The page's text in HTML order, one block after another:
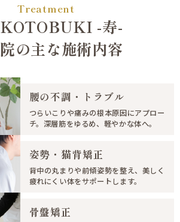
Treatment
-寿-
の主な施術内容
腰の不調・トラブル
つらいこりや痛みの根本原因にアプロー
チ。深層筋をゆるめ、軽やかな体へ。
姿勢・猫背矯正
背中の丸まりや前傾姿勢を整え、美しく
疲れにくい体をサポートします。
骨盤矯正